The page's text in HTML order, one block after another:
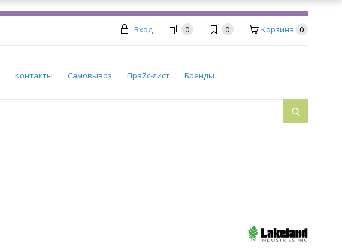
Вход 0 0 Корзина 0
Контакты Самовывоз Прайс-лист Бренды